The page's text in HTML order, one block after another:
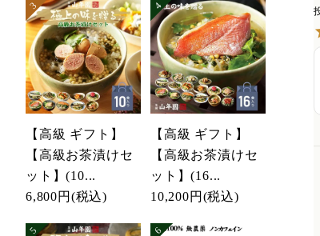
【高級 ギフト】
【高級お茶漬けセ
ット】(10...
6,800円 (税込)
【高級 ギフト】
【高級お茶漬けセ
ット】(16...
10,200円 (税込)